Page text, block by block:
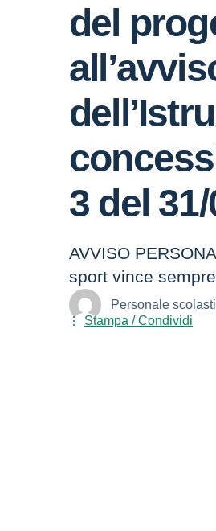
del
3 del
AVVISO
sport vince
Personale
Stampa / Condividi